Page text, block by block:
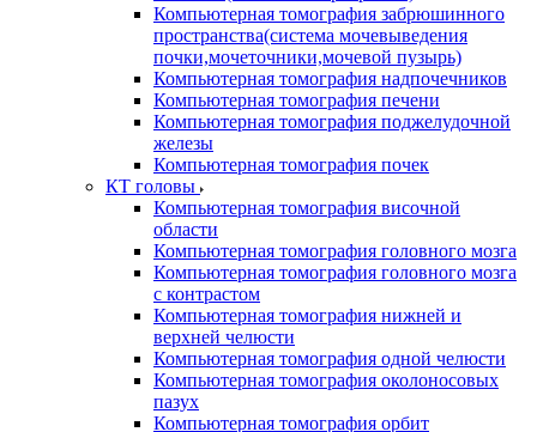
Компьютерная томография забрюшинного
пространства(система мочевыведения
почки,мочеточники,мочевой пузырь)
Компьютерная томография надпочечников
Компьютерная томография печени
Компьютерная томография поджелудочной
железы
Компьютерная томография почек
КТ головы
Компьютерная томография височной
области
Компьютерная томография головного мозга
Компьютерная томография головного мозга
с контрастом
Компьютерная томография нижней и
верхней челюсти
Компьютерная томография одной челюсти
Компьютерная томография околоносовых
пазух
Компьютерная томография орбит